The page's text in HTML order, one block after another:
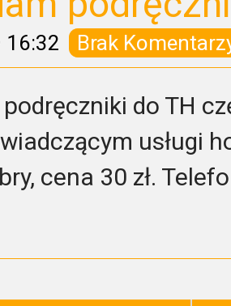
16:32 Brak
do TH
usługi
cena 30 zł.